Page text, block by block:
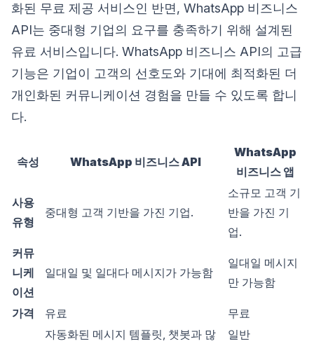
화된 무료 제공 서비스인 반면, WhatsApp 비즈니스
API는 중대형 기업의 요구를 충족하기 위해 설계된
유료 서비스입니다. WhatsApp 비즈니스 API의 고급
기능은 기업이 고객의 선호도와 기대에 최적화된 더
개인화된 커뮤니케이션 경험을 만들 수 있도록 합니
다.
속성 WhatsApp 비즈니스 API
WhatsApp
비즈니스 앱
사용
유형
중대형 고객 기반을 가진 기업.
소규모 고객 기
반을 가진 기
업.
커뮤
니케
이션
일대일 및 일대다 메시지가 가능함
일대일 메시지
만 가능함
가격 유료 무료
자동화된 메시지 템플릿, 챗봇과 많
일반